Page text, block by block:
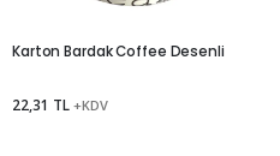
Karton Bardak Coffee Desenli
22,31 TL +KDV